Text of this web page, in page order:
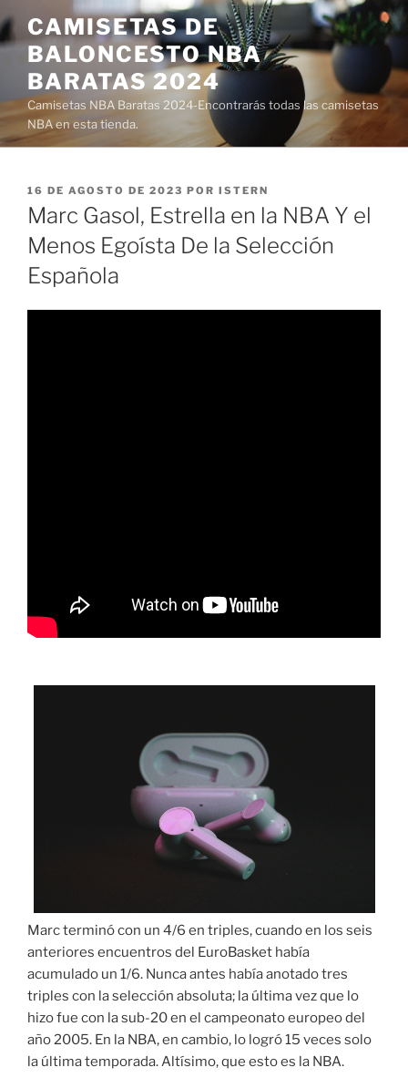
al
contenido
CAMISETAS DE
BALONCESTO NBA
BARATAS 2024
Camisetas NBA Baratas 2024-Encontrarás todas las camisetas
NBA en esta tienda.
PUBLICADO
EL
16 DE AGOSTO DE 2023 POR ISTERN
Marc Gasol, Estrella en la NBA Y el
Menos Egoísta De la Selección
Española
Marc terminó con un 4/6 en triples, cuando en los seis
anteriores encuentros del EuroBasket había
acumulado un 1/6. Nunca antes había anotado tres
triples con la selección absoluta; la última vez que lo
hizo fue con la sub-20 en el campeonato europeo del
año 2005. En la NBA, en cambio, lo logró 15 veces solo
la última temporada. Altísimo, que esto es la NBA.